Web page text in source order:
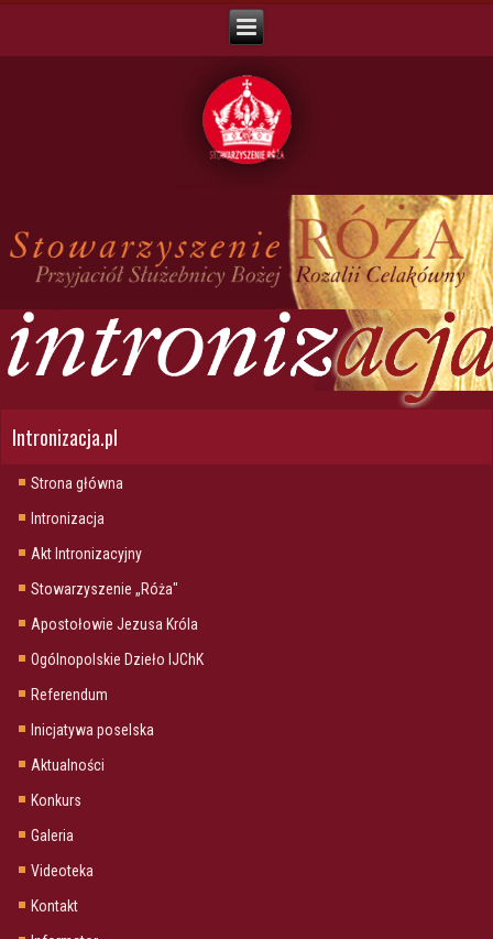
Intronizacja.pl
Strona główna
Intronizacja
Akt Intronizacyjny
Stowarzyszenie „Róża"
Apostołowie Jezusa Króla
Ogólnopolskie Dzieło IJChK
Referendum
Inicjatywa poselska
Aktualności
Konkurs
Galeria
Videoteka
Kontakt